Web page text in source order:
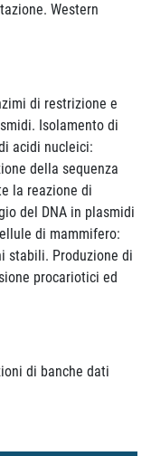
Western
di restrizione e
Isolamento di
acidi nucleici:
della sequenza
la reazione di
del DNA in plasmidi
di mammifero:
stabili. Produzione di
procariotici ed
di banche dati